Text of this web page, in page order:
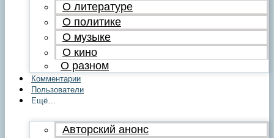
О литературе
О политике
О музыке
О кино
О разном
Комментарии
Пользователи
Ещё…
Авторский анонс